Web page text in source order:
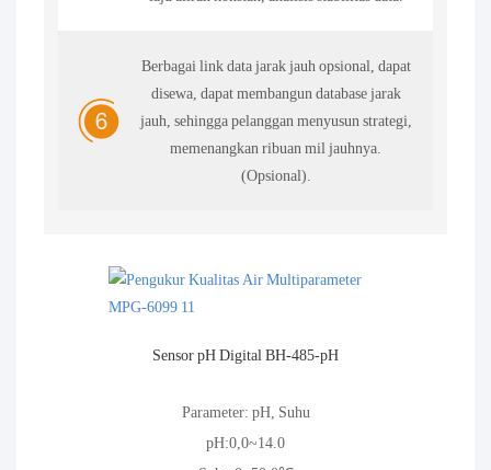
Berbagai link data jarak jauh opsional, dapat
disewa, dapat membangun database jarak
jauh, sehingga pelanggan menyusun strategi,
memenangkan ribuan mil jauhnya.
(Opsional).
Sensor pH Digital BH-485-pH
Parameter: pH, Suhu
pH:0,0~14.0